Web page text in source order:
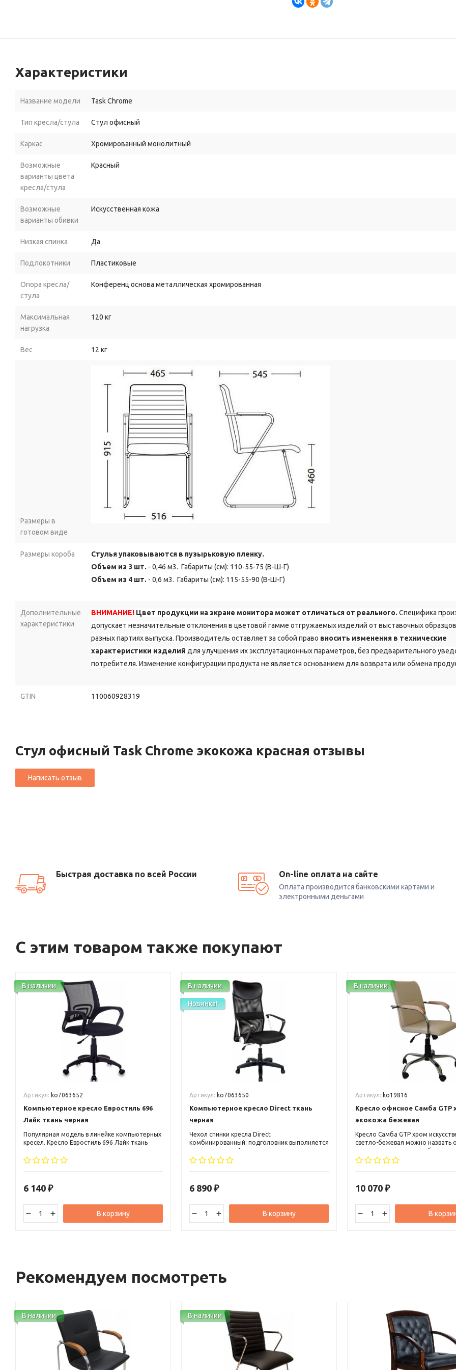
Характеристики
Название модели Task Chrome
Тип кресла/стула Стул офисный
Каркас Хромированный монолитный
Возможные
варианты цвета
кресла/стула
Красный
Возможные
варианты обивки
Искусственная кожа
Низкая спинка Да
Подлокотники Пластиковые
Опора кресла/
стула
Конференц основа металлическая хромированная
Максимальная
нагрузка
120 кг
Вес 12 кг
Размеры в
готовом виде
Размеры короба
Стулья упаковываются в пузырьковую пленку.
Объем из 3 шт. - 0,46 м3. Габариты (см): 110-55-75 (В-Ш-Г)
Объем из 4 шт. - 0,6 м3. Габариты (см): 115-55-90 (В-Ш-Г)
Дополнительные
характеристики
ВНИМАНИЕ! Цвет продукции на экране монитора может отличаться от реального. Специфика
допускает незначительные отклонения в цветовой гамме отгружаемых изделий от выставочных
разных партиях выпуска. Производитель оставляет за собой право вносить изменения в технические
характеристики изделий для улучшения их эксплуатационных параметров, без предварительного
потребителя. Изменение конфигурации продукта не является основанием для возврата или обмена
GTIN 110060928319
Стул офисный Task Chrome экокожа красная отзывы
Быстрая доставка по всей России On-line оплата на сайте
Оплата производится банковскими картами и
электронными деньгами
С этим товаром также покупают
В наличии
Артикул: ko7063652
Компьютерное кресло Евростиль 696
Лайк ткань черная
Популярная модель в линейке компьютерных
кресел. Кресло Евростиль 696 Лайк ткань
несколько лет. Эффектно смотрится в
6 140 ₽
В корзину
В наличии
Новинка!
Артикул: ko7063650
Компьютерное кресло Direct ткань
черная
Чехол спинки кресла Direct
комбинированный: подголовник выполняется
из искусственной кожи, а основная часть
спинки это сетка Airmash. Сидение обивается
дизайнерских решений воплотило в себе
кресло Direct.
6 890 ₽
В корзину
В наличии
Артикул: ko19816
Кресло офисное Самба GTP
экокожа бежевая
Кресло Самба GTP хром
светло-бежевая можно назвать
самых передовых разработок в
дизайна и эргономики
10 070 ₽
В
Рекомендуем посмотреть
В наличии В наличии